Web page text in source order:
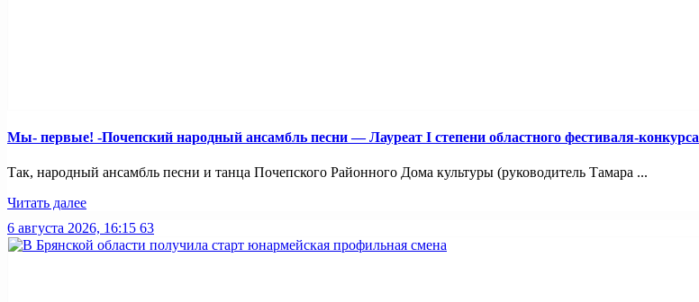
Мы- первые! -Почепский народный ансамбль песни — Лауреат I степени областного фестиваля-конкурса
Так, народный ансамбль песни и танца Почепского Районного Дома культуры (руководитель Тамара ...
Читать далее
6 августа 2026, 16:15 63